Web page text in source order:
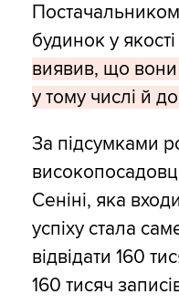
будинок у якості
виявив, що
у тому числі й
За підсумками
Сеніні, яка
успіху стала
відвідати 160
160 тисяч